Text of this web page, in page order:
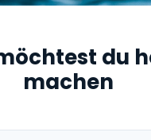
du
machen